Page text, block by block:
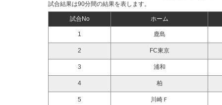
試合結果は90分間の結果を表します。
試合No ホーム
1 鹿島
2 FC東京
3 浦和
4 柏
5 川崎Ｆ